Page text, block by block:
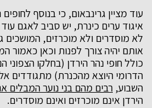
עוד מציין גרינבאום, כי בנוסף
איגוד ערים כינרת, יש סביב לאגם
לא מוסדרים ולא מוכרזים, המושכים
אותם יהיה צורך לפנות וכאן כאמור
כולל חופי נהר הירדן (בחלקו הצפוני
הדרומי היוצא מהכנרת) מתגודדים
השבוע, רבים מהם בני נוער המבלים
הירדן אינם מוכרזים ואינם מוסדרים.